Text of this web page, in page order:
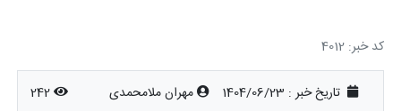
کد خبر: 4012
تاریخ خبر : 1404/06/23 مهران ملامحمدی 242